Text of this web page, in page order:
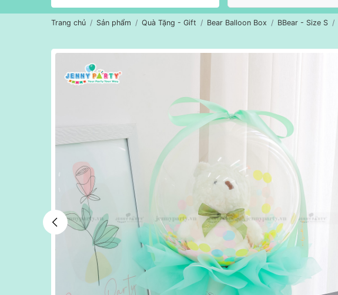
Trang chủ Sản phẩm Quà Tặng - Gift Bear Balloon Box BBear - Size S